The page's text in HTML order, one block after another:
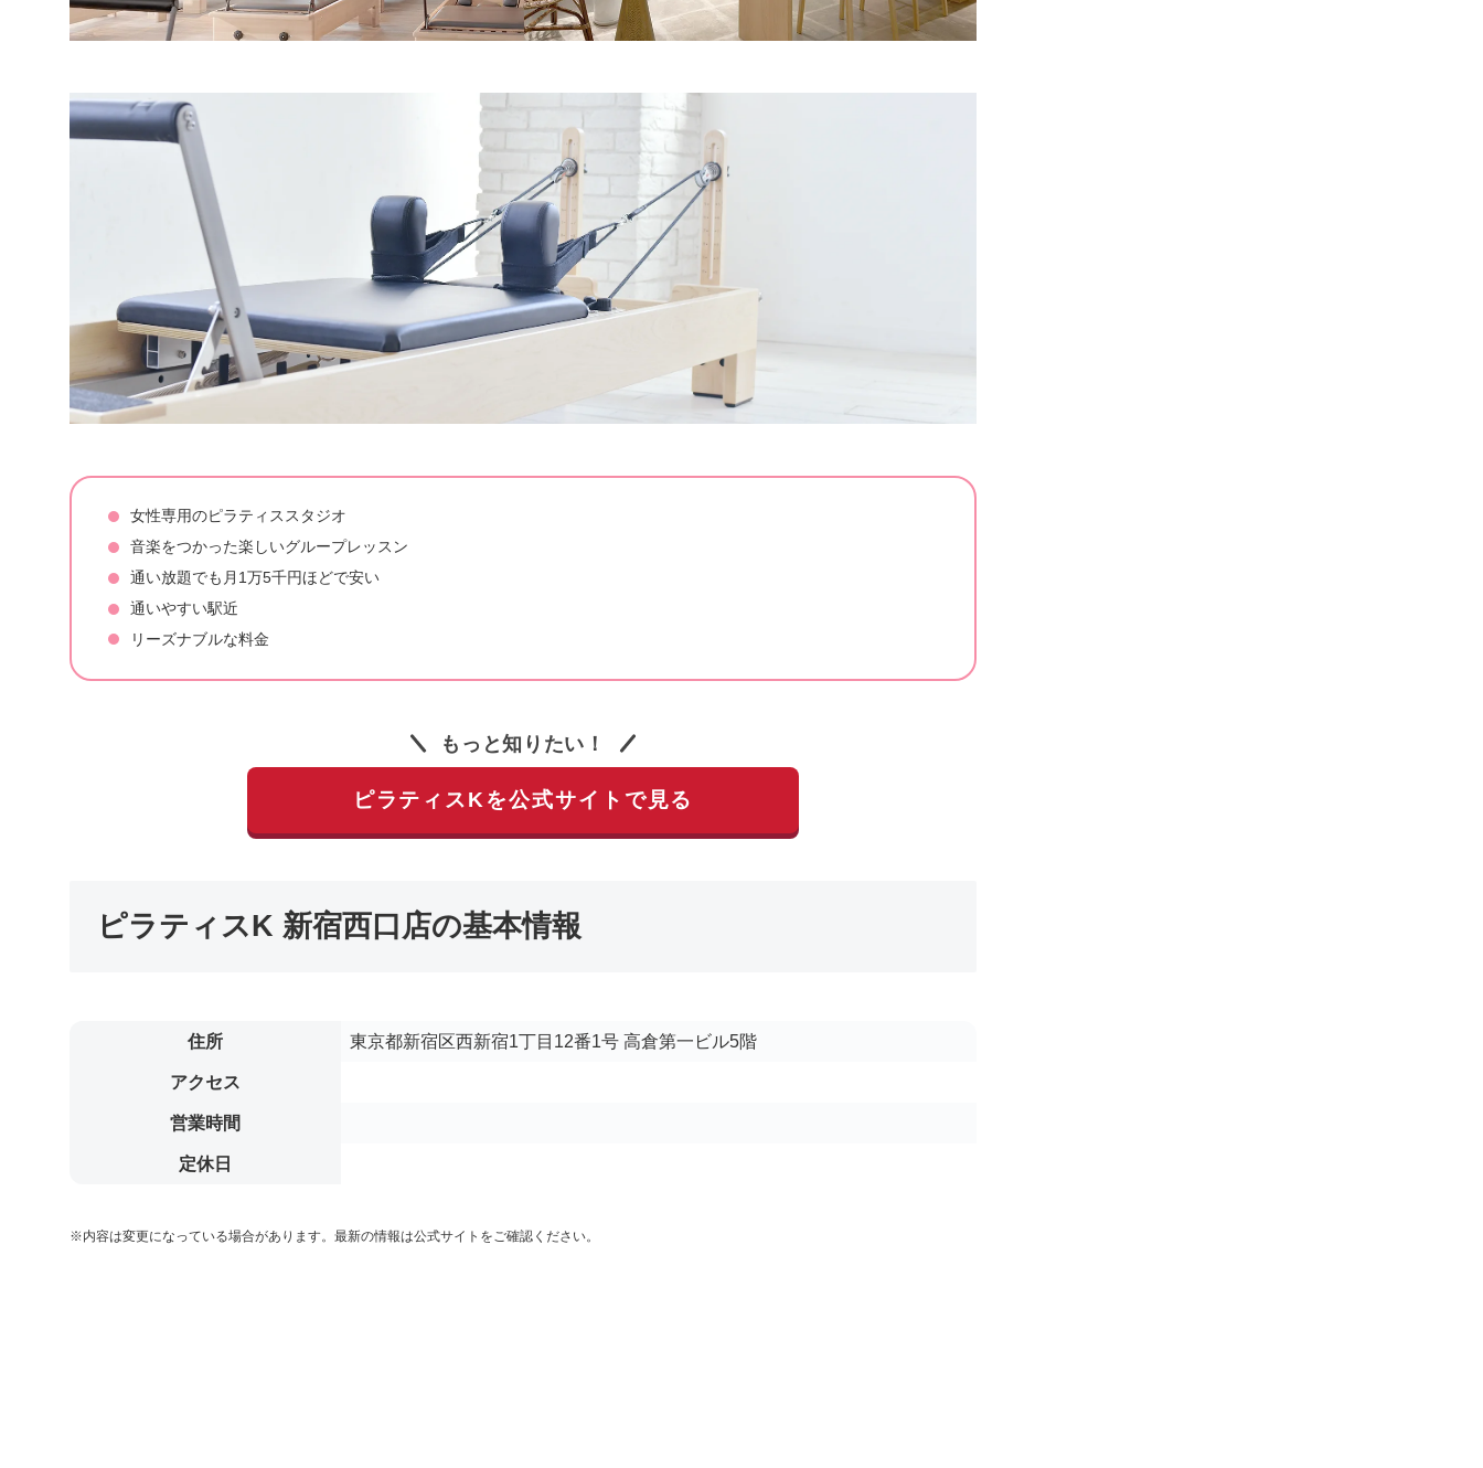
女性専用のピラティススタジオ
音楽をつかった楽しいグループレッスン
通い放題でも月1万5千円ほどで安い
通いやすい駅近
リーズナブルな料金
もっと知りたい！
ピラティスKを公式サイトで見る
ピラティスK 新宿西口店の基本情報
住所 東京都新宿区西新宿1丁目12番1号 高倉第一ビル5階
アクセス
営業時間
定休日
※内容は変更になっている場合があります。最新の情報は公式サイトをご確認ください。